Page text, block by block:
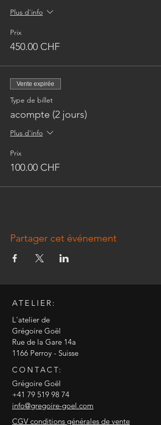
Plus d'info
Prix
450.00 CHF
Vente expirée
Type de billet
acompte (2 jours)
Plus d'info
Prix
100.00 CHF
Partager cet événement
ATELIER:
L'atelier de
Grégoire Goël
Rue de la Gare 14a
1166 Perroy - Suisse
CONTACT:
Grégoire Goël
+41 79 519 98 74
info@gregoire-goel.com
CGV conditions générales de vente